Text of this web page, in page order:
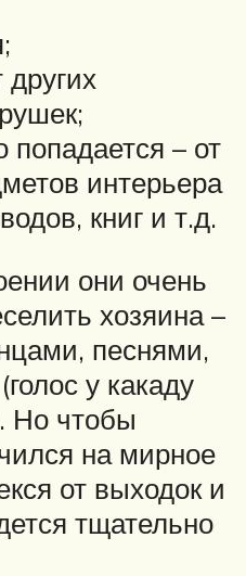
других
попадается – от
интерьера
книг и т.д.
они очень
хозяина –
песнями,
у какаду
Но чтобы
на мирное
от выходок и
тщательно